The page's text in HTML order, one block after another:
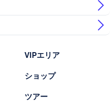
VIPエリア
ショップ
ツアー